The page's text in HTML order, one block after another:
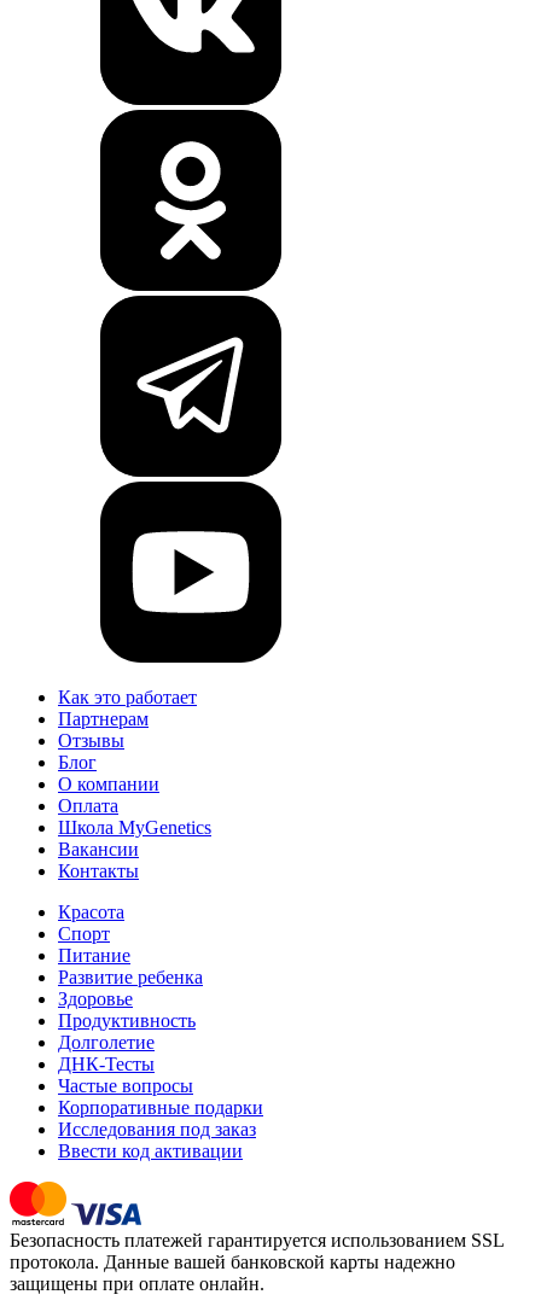
Как это работает
Партнерам
Отзывы
Блог
О компании
Оплата
Школа MyGenetics
Вакансии
Контакты
Красота
Спорт
Питание
Развитие ребенка
Здоровье
Продуктивность
Долголетие
ДНК-Тесты
Частые вопросы
Корпоративные подарки
Исследования под заказ
Ввести код активации
Безопасность платежей гарантируется использованием SSL
протокола. Данные вашей банковской карты надежно
защищены при оплате онлайн.